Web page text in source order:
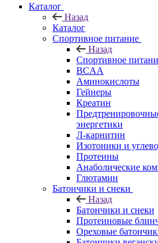
Каталог
Назад
Каталог
Спортивное питание
Назад
Спортивное
BCAA
Аминокислоты
Гейнеры
Креатин
энергетики
Л-карнитин
Изотоники и
Протеины
Анаболические
Глютамин
Батончики и снеки
Назад
Батончики и снеки
Протеиновые
Ореховые